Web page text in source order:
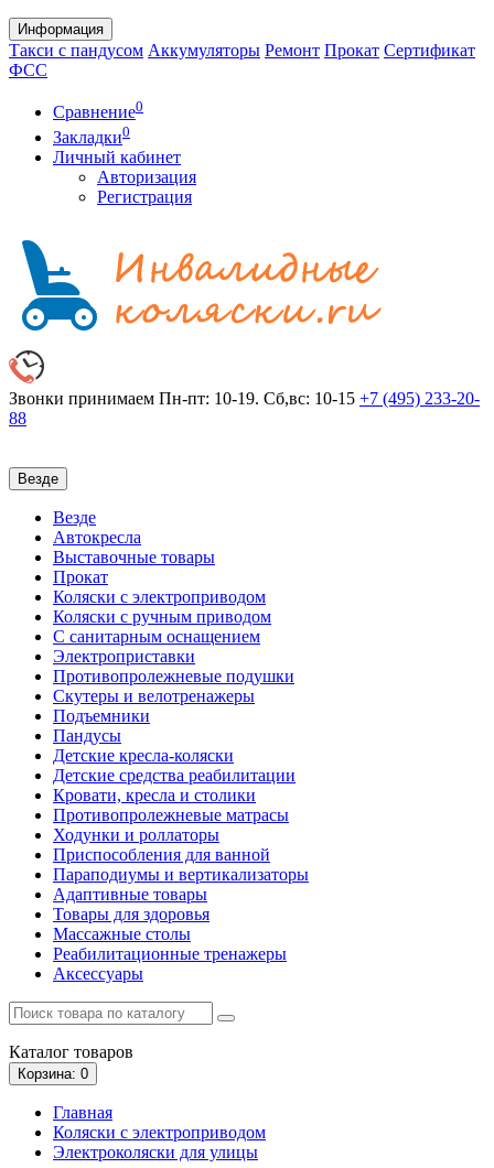
Информация
Такси с пандусом Аккумуляторы Ремонт Прокат Сертификат
ФСС
Сравнение0
Закладки0
Личный кабинет
Авторизация
Регистрация
Звонки принимаем Пн-пт: 10-19. Сб,вс: 10-15 +7 (495) 233-20-
88
Везде
Везде
Автокресла
Выставочные товары
Прокат
Коляски с электроприводом
Коляски с ручным приводом
С санитарным оснащением
Электроприставки
Противопролежневые подушки
Скутеры и велотренажеры
Подъемники
Пандусы
Детские кресла-коляски
Детские средства реабилитации
Кровати, кресла и столики
Противопролежневые матрасы
Ходунки и роллаторы
Приспособления для ванной
Параподиумы и вертикализаторы
Адаптивные товары
Товары для здоровья
Массажные столы
Реабилитационные тренажеры
Аксессуары
Каталог товаров
Корзина: 0
Главная
Коляски с электроприводом
Электроколяски для улицы